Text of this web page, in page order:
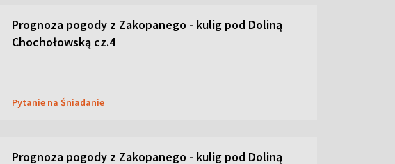
Prognoza pogody z Zakopanego - kulig pod Doliną
Chochołowską cz.4
Pytanie na Śniadanie
Prognoza pogody z Zakopanego - kulig pod Doliną